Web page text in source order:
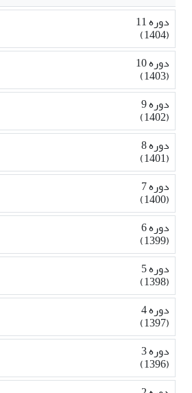
دوره 11
(1404)
دوره 10
(1403)
دوره 9
(1402)
دوره 8
(1401)
دوره 7
(1400)
دوره 6
(1399)
دوره 5
(1398)
دوره 4
(1397)
دوره 3
(1396)